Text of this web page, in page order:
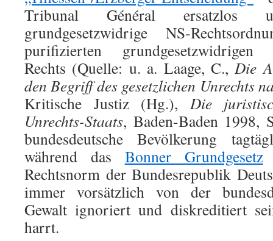
Tribunal Général ersatzlos
grundgesetzwidrige NS-
purifizierten grundgesetzwidrigen
Rechts (Quelle: u. a. Laage, C.,Die
den Begriff des gesetzlichen Unrechts
Kritische Justiz (Hg.), Die
Unrechts-Staats, Baden-Baden 1998,
bundesdeutsche Bevölkerung
während das Bonner Grundgesetz
Rechtsnorm der Bundesrepublik
immer vorsätzlich von der
Gewalt ignoriert und diskreditiert
harrt.